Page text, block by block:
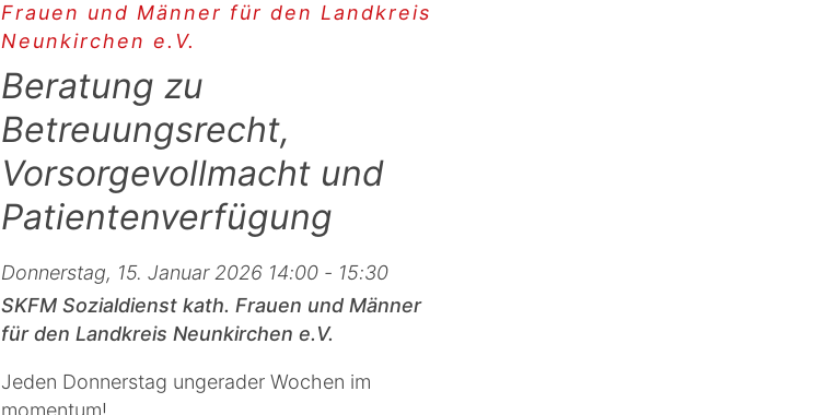
Frauen und Männer für den Landkreis
Neunkirchen e.V.
Beratung zu
Betreuungsrecht,
Vorsorgevollmacht und
Patientenverfügung
Donnerstag, 15. Januar 2026 14:00 - 15:30
SKFM Sozialdienst kath. Frauen und Männer
für den Landkreis Neunkirchen e.V.
Jeden Donnerstag ungerader Wochen im
momentum!